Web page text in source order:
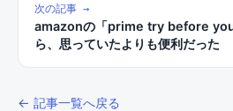
次の記事 →
amazonの「prime try before
ら、思っていたよりも便利だった
← 記事一覧へ戻る